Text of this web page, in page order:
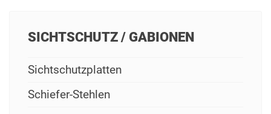
SICHTSCHUTZ / GABIONEN
Sichtschutzplatten
Schiefer-Stehlen